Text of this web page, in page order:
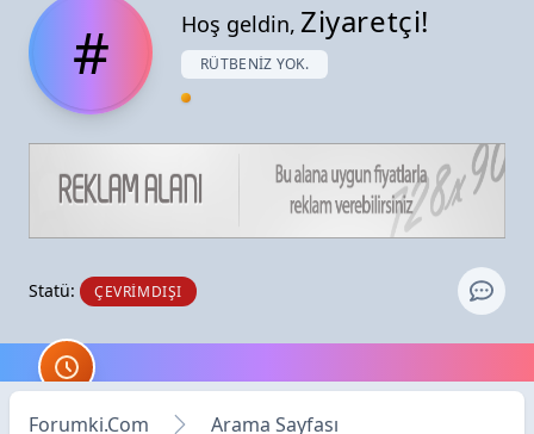
# Hoş geldin, Ziyaretçi!
RÜTBENIZ YOK.
Statü: ÇEVRIMDIŞI
Forumki.Com Arama Sayfası